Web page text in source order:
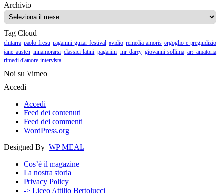
ArchivioArchivio
Tag Cloud
chitarra paolo fresu paganini guitar festival ovidio remedia amoris orgoglio e pregiudizio
jane austen innamorarsi classici latini paganini mr darcy giovanni sollima ars amatoria
rimedi d'amore intervista
Noi su Vimeo
Accedi
Accedi
Feed dei contenuti
Feed dei commenti
WordPress.org
Designed By WP MEAL |
Cos’è il magazine
La nostra storia
Privacy Policy
-> Liceo Attilio Bertolucci